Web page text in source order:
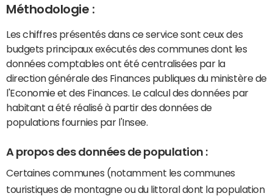
Méthodologie :
Les chiffres présentés dans ce service sont ceux des
budgets principaux exécutés des communes dont les
données comptables ont été centralisées par la
direction générale des Finances publiques du ministère de
l'Economie et des Finances. Le calcul des données par
habitant a été réalisé à partir des données de
populations fournies par l'Insee.
A propos des données de population :
Certaines communes (notamment les communes
touristiques de montagne ou du littoral dont la population